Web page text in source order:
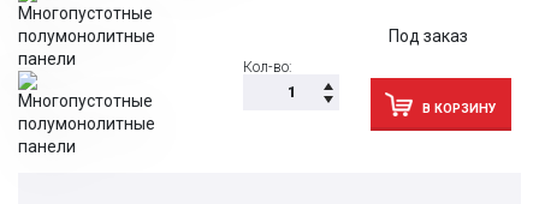
Под заказ
Кол-во:
В КОРЗИНУ